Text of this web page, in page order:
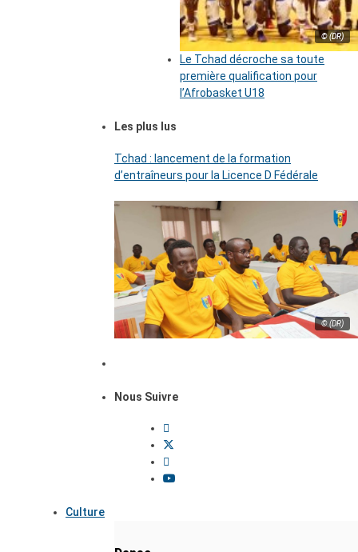
© (DR)
Le Tchad décroche sa toute
première qualification pour
l’Afrobasket U18
Les plus lus
Tchad : lancement de la formation
d’entraîneurs pour la Licence D Fédérale
© (DR)
Nous Suivre
Culture